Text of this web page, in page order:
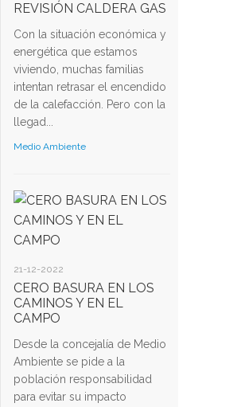
REVISIÓN CALDERA GAS
Con la situación económica y
energética que estamos
viviendo, muchas familias
intentan retrasar el encendido
de la calefacción. Pero con la
llegad...
Medio Ambiente
21-12-2022
CERO BASURA EN LOS
CAMINOS Y EN EL
CAMPO
Desde la concejalía de Medio
Ambiente se pide a la
población responsabilidad
para evitar su impacto